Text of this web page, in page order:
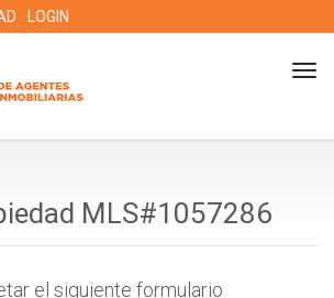
LOGIN
MLS#1057286
el siguiente formulario